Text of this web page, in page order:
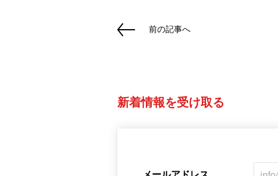
前の記事へ
新着情報を受け取る